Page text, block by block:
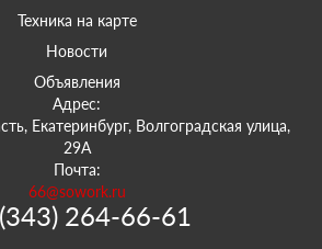
Техника на карте
Новости
Объявления
Адрес:
Екатеринбург, Волгоградская улица,
29А
Почта:
66@sowork.ru
264-66-61